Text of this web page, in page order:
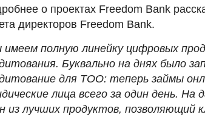
о проектах Freedom Bank
директоров Freedom Bank.
полную линейку цифровых
Буквально на днях было
для ТОО: теперь займы
лица всего за один день.
из лучших продуктов, позволяющий